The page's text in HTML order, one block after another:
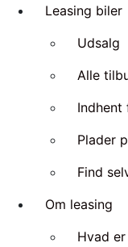
Leasing biler
Udsalg
Alle
Indhent
Plader
Find
Om leasing
Hvad